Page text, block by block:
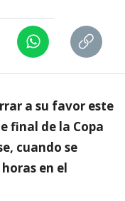
a su favor este
final de la Copa
cuando se
en el